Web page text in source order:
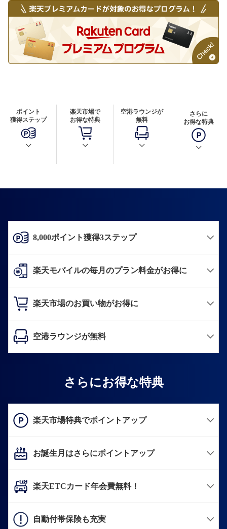
ポイント
獲得ステップ
楽天市場で
お得な特典
空港ラウンジが
無料
さらに
お得な特典
8,000ポイント獲得3ステップ
楽天モバイルの毎月のプラン料金がお得に
楽天市場のお買い物がお得に
空港ラウンジが無料
さらにお得な特典
楽天市場特典でポイントアップ
お誕生月はさらにポイントアップ
楽天ETCカード年会費無料！
自動付帯保険も充実